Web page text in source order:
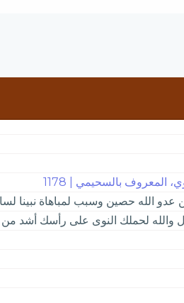
بالسحيمي | 1178
الله حصين وسبب لمباهاة نبينا
والله لحملك النوى على رأسك أشد